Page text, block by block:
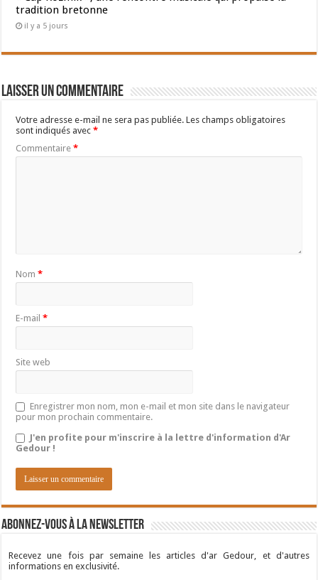
tradition bretonne
il y a 5 jours
Laisser un commentaire
Votre adresse e-mail ne sera pas publiée. Les champs obligatoires
sont indiqués avec*
Commentaire*
Nom*
E-mail*
Site web
Enregistrer mon nom, mon e-mail et mon site dans le navigateur
pour mon prochain commentaire.
J'en profite pour m'inscrire à la lettre d'information d'Ar
Gedour !
Abonnez-vous à la newsletter
Recevez une fois par semaine les articles d'ar Gedour, et d'autres
informations en exclusivité.